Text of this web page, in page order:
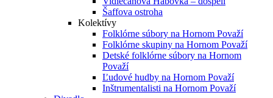
Šaffova ostroha
Kolektívy
Folklórne súbory na Hornom Považí
Folklórne skupiny na Hornom Považí
Detské folklórne súbory na Hornom
Považí
Ľudové hudby na Hornom Považí
Inštrumentalisti na Hornom Považí